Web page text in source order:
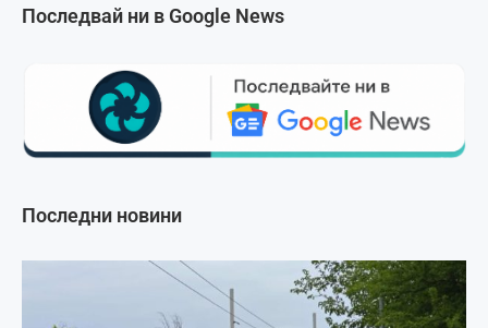
Последвай ни в Google News
Последни новини